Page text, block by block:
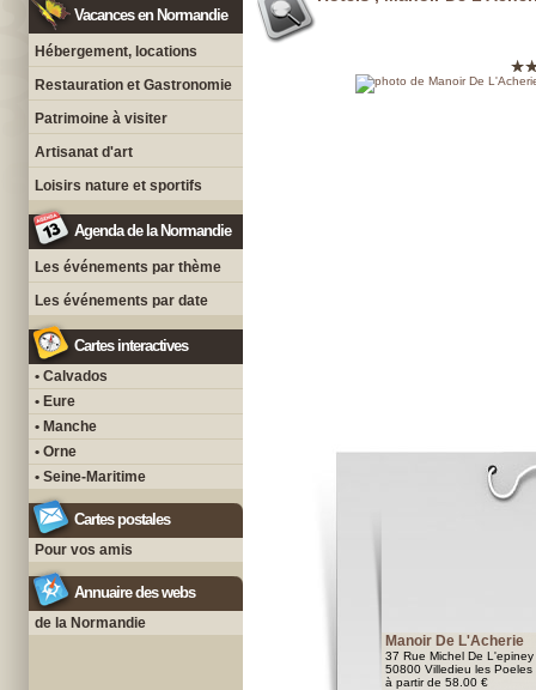
Vacances en Normandie
Hébergement, locations
Restauration et Gastronomie
Patrimoine à visiter
Artisanat d'art
Loisirs nature et sportifs
Agenda de la Normandie
Les événements par thème
Les événements par date
Cartes interactives
• Calvados
• Eure
• Manche
• Orne
• Seine-Maritime
Cartes postales
Pour vos amis
Annuaire des webs
de la Normandie
Manoir De L'Acherie
37 Rue Michel De L'epiney
50800 Villedieu les Poeles
à partir de 58.00 €